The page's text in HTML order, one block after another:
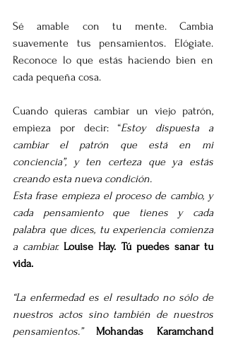
Sé amable con tu mente. Cambia
suavemente tus pensamientos. Elógiate.
Reconoce lo que estás haciendo bien en
cada pequeña cosa.
Cuando quieras cambiar un viejo patrón,
empieza por decir: “Estoy dispuesta a
cambiar el patrón que está en mi
conciencia”, y ten certeza que ya estás
creando esta nueva condición.
Esta frase empieza el proceso de cambio, y
cada pensamiento que tienes y cada
palabra que dices, tu experiencia comienza
a cambiar. Louise Hay. Tú puedes sanar tu
vida.
“La enfermedad es el resultado no sólo de
nuestros actos sino también de nuestros
pensamientos.”
Mohandas Karamchand